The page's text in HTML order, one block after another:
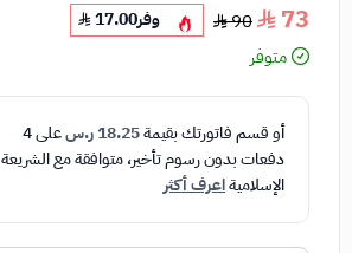
73
90 وفر17.00
متوفر
أو قسم فاتورتك بقيمة18.25 ر.س على4
دفعات بدون رسوم تأخير، متوافقة مع الشريعة
الإسلاميةاعرف أكثر